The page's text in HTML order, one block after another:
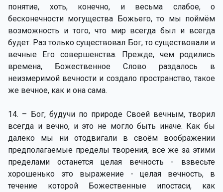
понятие, хоть, конечно, и весьма слабое, о
бесконечности могущества Божьего, то мы поймём
возможность и того, что мир всегда был и всегда
будет. Раз только существовал Бог, то существовали и
вечные Его совершенства. Прежде, чем родились
времена, Божественное Слово раздалось в
неизмеримой вечности и создало пространство, такое
же вечное, как и она сама.
14. – Бог, будучи по природе Своей вечным, творил
всегда и вечно, и это не могло быть иначе. Как бы
далеко мы ни отодвигали в своём воображении
предполагаемые пределы творения, всё же за этими
пределами останется целая вечность - взвесьте
хорошенько это выражение - целая вечность, в
течение которой Божественные ипостаси, как